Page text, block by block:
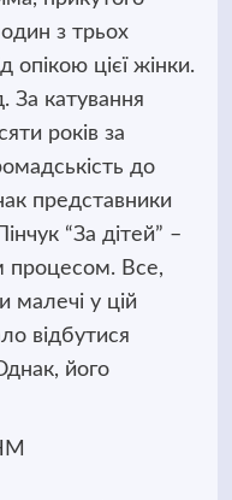
один з трьох
цієї жінки.
За катування
років за
до
представники
“За дітей” –
процесом. Все,
малечі у цій
відбутися
його